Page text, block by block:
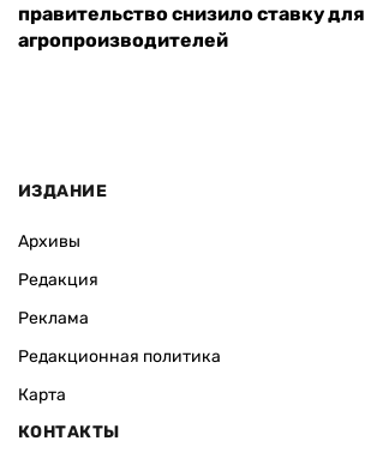
правительство снизило ставку для
агропроизводителей
ИЗДАНИЕ
Архивы
Редакция
Реклама
Редакционная политика
Карта
КОНТАКТЫ